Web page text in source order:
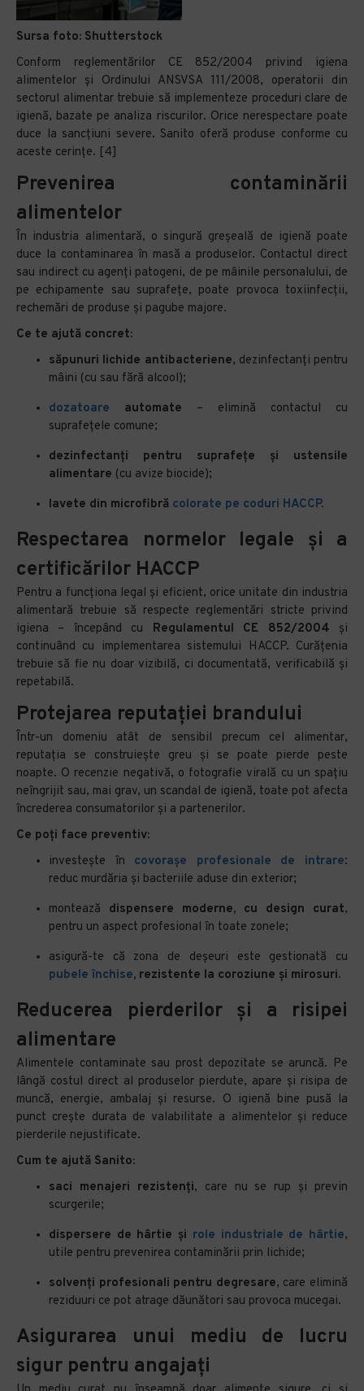
Sursa foto: Shutterstock
Conform reglementărilor CE 852/2004 privind igiena
alimentelor și Ordinului ANSVSA 111/2008, operatorii din
sectorul alimentar trebuie să implementeze proceduri clare de
igienă, bazate pe analiza riscurilor. Orice nerespectare poate
duce la sancțiuni severe. Sanito oferă produse conforme cu
aceste cerințe. [4]
Prevenirea contaminării
alimentelor
În industria alimentară, o singură greșeală de igienă poate
duce la contaminarea în masă a produselor. Contactul direct
sau indirect cu agenți patogeni, de pe mâinile personalului, de
pe echipamente sau suprafețe, poate provoca toxiinfecții,
rechemări de produse și pagube majore.
Ce te ajută concret:
săpunuri lichide antibacteriene, dezinfectanți pentru
mâini (cu sau fără alcool);
dozatoare automate – elimină contactul cu
suprafețele comune;
dezinfectanți pentru suprafețe și ustensile
alimentare (cu avize biocide);
lavete din microfibră colorate pe coduri HACCP.
Respectarea normelor legale și a
certificărilor HACCP
Pentru a funcționa legal și eficient, orice unitate din industria
alimentară trebuie să respecte reglementări stricte privind
igiena – începând cu Regulamentul CE 852/2004 și
continuând cu implementarea sistemului HACCP. Curățenia
trebuie să fie nu doar vizibilă, ci documentată, verificabilă și
repetabilă.
Protejarea reputației brandului
Într-un domeniu atât de sensibil precum cel alimentar,
reputația se construiește greu și se poate pierde peste
noapte. O recenzie negativă, o fotografie virală cu un spațiu
neîngrijit sau, mai grav, un scandal de igienă, toate pot afecta
încrederea consumatorilor și a partenerilor.
Ce poți face preventiv:
investește în covorașe profesionale de intrare:
reduc murdăria și bacteriile aduse din exterior;
montează dispensere moderne, cu design curat,
pentru un aspect profesional în toate zonele;
asigură-te că zona de deșeuri este gestionată cu
pubele închise, rezistente la coroziune și mirosuri.
Reducerea pierderilor și a risipei
alimentare
Alimentele contaminate sau prost depozitate se aruncă. Pe
lângă costul direct al produselor pierdute, apare și risipa de
muncă, energie, ambalaj și resurse. O igienă bine pusă la
punct crește durata de valabilitate a alimentelor și reduce
pierderile nejustificate.
Cum te ajută Sanito:
saci menajeri rezistenți, care nu se rup și previn
scurgerile;
dispersere de hârtie și role industriale de hârtie,
utile pentru prevenirea contaminării prin lichide;
solvenți profesionali pentru degresare, care elimină
reziduuri ce pot atrage dăunători sau provoca mucegai.
Asigurarea unui mediu de lucru
sigur pentru angajați